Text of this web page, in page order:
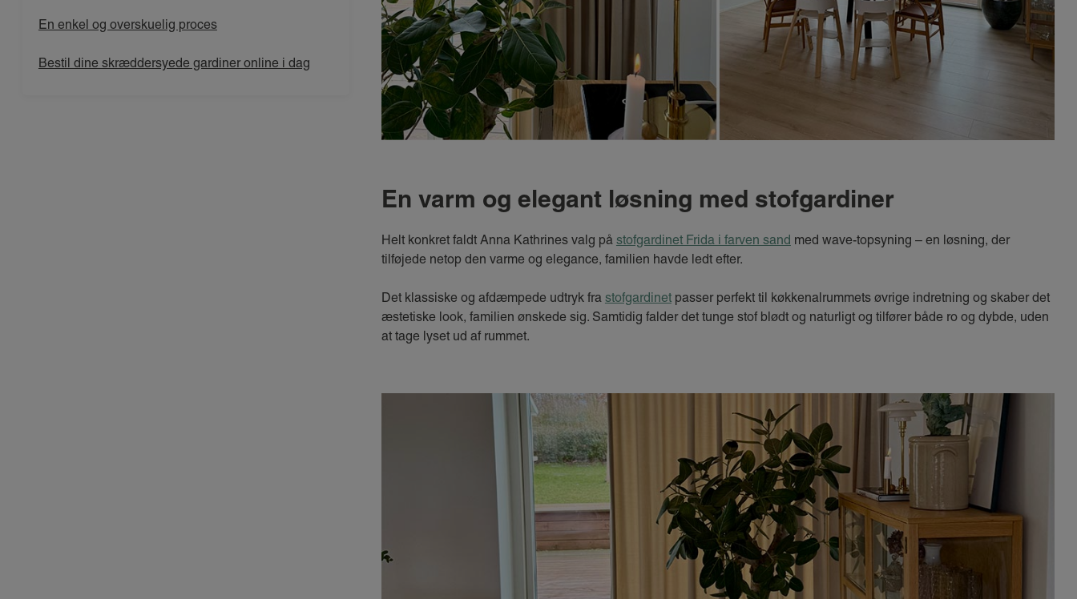
En enkel og overskuelig proces
Bestil dine skræddersyede gardiner online i dag
En varm og elegant løsning med stofgardiner
Helt konkret faldt Anna Kathrines valg på stofgardinet Frida i farven sand med wave-topsyning – en løsning, der
tilføjede netop den varme og elegance, familien havde ledt efter.
Det klassiske og afdæmpede udtryk fra stofgardinetpasser perfekt til køkkenalrummets øvrige indretning og skaber det
æstetiske look, familien ønskede sig. Samtidig falder det tunge stof blødt og naturligt og tilfører både ro og dybde, uden
at tage lyset ud af rummet.